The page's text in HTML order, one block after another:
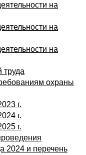
на
на
на
труда
охраны
г.
г.
г.
2024 и перечень